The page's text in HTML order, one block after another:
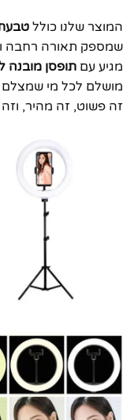
המוצר שלנו כולל טבעת
שמספק תאורה רחבה
מגיע עם תופסן מובנה
מושלם לכל מי שמצלם
זה פשוט, זה מהיר, וזה